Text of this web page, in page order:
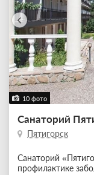
10 фото
Санаторий
Пятигорск
Санаторий
профилактике